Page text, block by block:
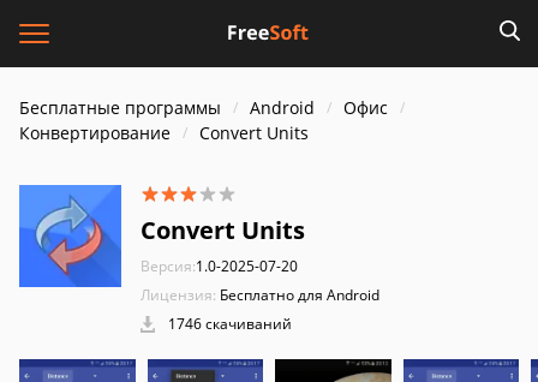
Бесплатные программы Android
Офис
Конвертирование
Convert Units
Convert Units
Версия:1.0-2025-07-20
Лицензия: Бесплатно для Android
1746 скачиваний